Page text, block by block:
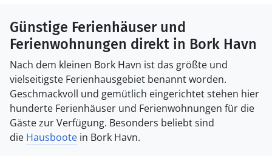
Günstige Ferienhäuser und
Ferienwohnungen direkt in Bork Havn
Nach dem kleinen Bork Havn ist das größte und
vielseitigste Ferienhausgebiet benannt worden.
Geschmackvoll und gemütlich eingerichtet stehen hier
hunderte Ferienhäuser und Ferienwohnungen für die
Gäste zur Verfügung. Besonders beliebt sind
die Hausboote in Bork Havn.